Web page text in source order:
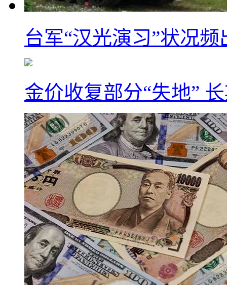
台军“汉光演习”状况
金价收复部分“失地”